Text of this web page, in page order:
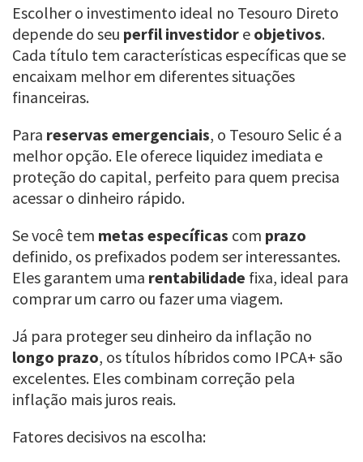
Escolher o investimento ideal no Tesouro Direto
depende do seu perfil investidor e objetivos.
Cada título tem características específicas que se
encaixam melhor em diferentes situações
financeiras.
Para reservas emergenciais, o Tesouro Selic é a
melhor opção. Ele oferece liquidez imediata e
proteção do capital, perfeito para quem precisa
acessar o dinheiro rápido.
Se você tem metas específicas com prazo
definido, os prefixados podem ser interessantes.
Eles garantem uma rentabilidade fixa, ideal para
comprar um carro ou fazer uma viagem.
Já para proteger seu dinheiro da inflação no
longo prazo, os títulos híbridos como IPCA+ são
excelentes. Eles combinam correção pela
inflação mais juros reais.
Fatores decisivos na escolha: